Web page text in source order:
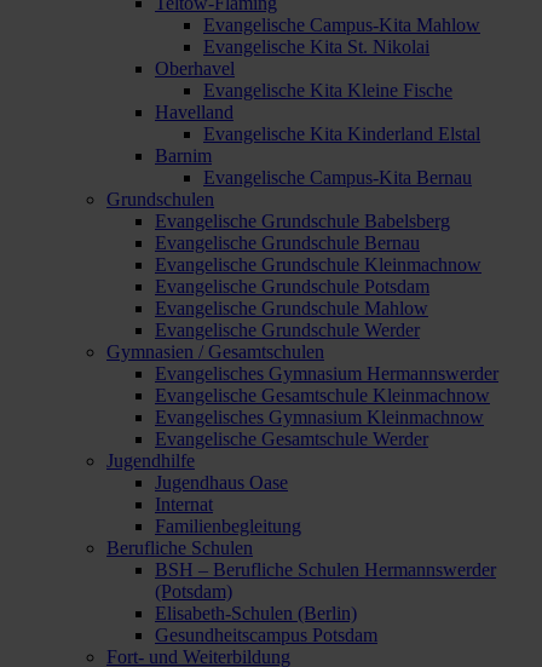
Evangelische Campus-Kita Mahlow
Evangelische Kita St. Nikolai
Oberhavel
Evangelische Kita Kleine Fische
Havelland
Evangelische Kita Kinderland Elstal
Barnim
Evangelische Campus-Kita Bernau
Grundschulen
Evangelische Grundschule Babelsberg
Evangelische Grundschule Bernau
Evangelische Grundschule Kleinmachnow
Evangelische Grundschule Potsdam
Evangelische Grundschule Mahlow
Evangelische Grundschule Werder
Gymnasien / Gesamtschulen
Evangelisches Gymnasium Hermannswerder
Evangelische Gesamtschule Kleinmachnow
Evangelisches Gymnasium Kleinmachnow
Evangelische Gesamtschule Werder
Jugendhilfe
Jugendhaus Oase
Internat
Familienbegleitung
Berufliche Schulen
BSH – Berufliche Schulen Hermannswerder
(Potsdam)
Elisabeth-Schulen (Berlin)
Gesundheitscampus Potsdam
Fort- und Weiterbildung